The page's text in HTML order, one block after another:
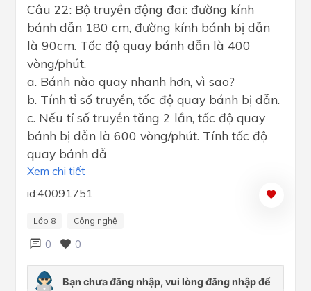
Câu 22: Bộ truyền động đai: đường kính
bánh dẫn 180 cm, đường kính bánh bị dẫn
là 90cm. Tốc độ quay bánh dẫn là 400
vòng/phút.
a. Bánh nào quay nhanh hơn, vì sao?
b. Tính tỉ số truyền, tốc độ quay bánh bị dẫn.
c. Nếu tỉ số truyền tăng 2 lần, tốc độ quay
bánh bị dẫn là 600 vòng/phút. Tính tốc độ
quay bánh dẫ
Xem chi tiết
id:40091751
Lớp 8 Công nghệ
0 0